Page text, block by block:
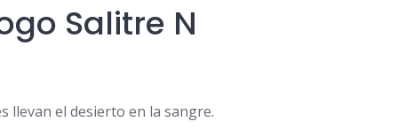
Salitre N
llevan el desierto en la sangre.